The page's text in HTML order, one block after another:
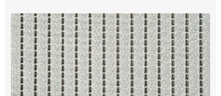
de
votre
salle
de
bain
de
votre
salle
de
bain
du
à